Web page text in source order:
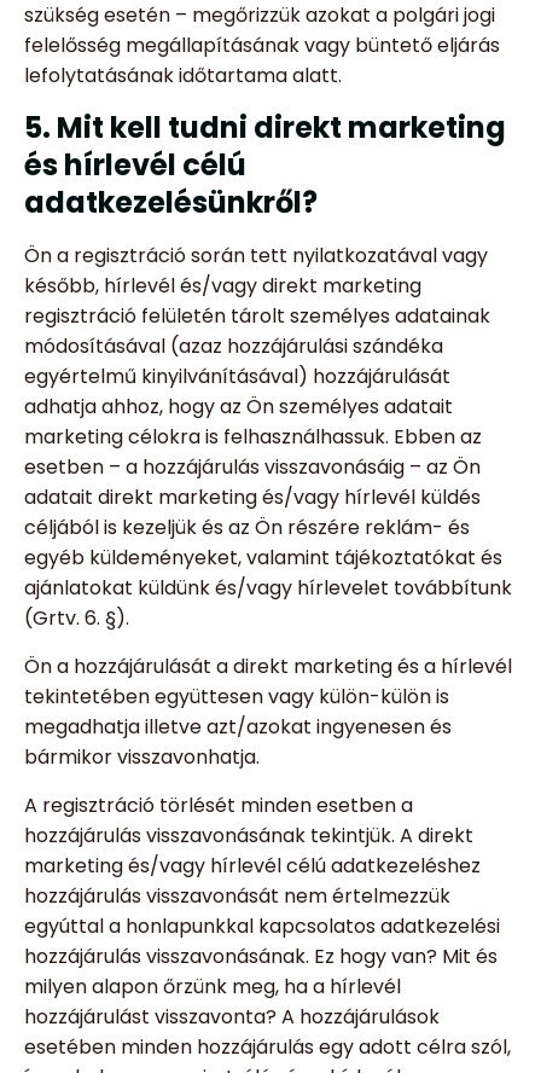
szükség esetén – megőrizzük azokat a polgári jogi
felelősség megállapításának vagy büntető eljárás
lefolytatásának időtartama alatt.
5. Mit kell tudni direkt marketing
és hírlevél célú
adatkezelésünkről?
Ön a regisztráció során tett nyilatkozatával vagy
később, hírlevél és/vagy direkt marketing
regisztráció felületén tárolt személyes adatainak
módosításával (azaz hozzájárulási szándéka
egyértelmű kinyilvánításával) hozzájárulását
adhatja ahhoz, hogy az Ön személyes adatait
marketing célokra is felhasználhassuk. Ebben az
esetben – a hozzájárulás visszavonásáig – az Ön
adatait direkt marketing és/vagy hírlevél küldés
céljából is kezeljük és az Ön részére reklám- és
egyéb küldeményeket, valamint tájékoztatókat és
ajánlatokat küldünk és/vagy hírlevelet továbbítunk
(Grtv. 6. §).
Ön a hozzájárulását a direkt marketing és a hírlevél
tekintetében együttesen vagy külön-külön is
megadhatja illetve azt/azokat ingyenesen és
bármikor visszavonhatja.
A regisztráció törlését minden esetben a
hozzájárulás visszavonásának tekintjük. A direkt
marketing és/vagy hírlevél célú adatkezeléshez
hozzájárulás visszavonását nem értelmezzük
egyúttal a honlapunkkal kapcsolatos adatkezelési
hozzájárulás visszavonásának. Ez hogy van? Mit és
milyen alapon őrzünk meg, ha a hírlevél
hozzájárulást visszavonta? A hozzájárulások
esetében minden hozzájárulás egy adott célra szól,